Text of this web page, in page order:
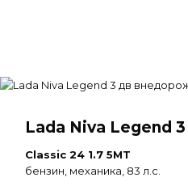
Lada Niva Legend
Classic 24 1.7 5MT
бензин, механика, 83 л.с.